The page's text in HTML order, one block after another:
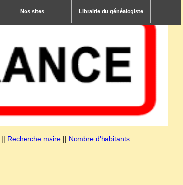
Nos sites Librairie du généalogiste
|| Recherche maire || Nombre d'habitants